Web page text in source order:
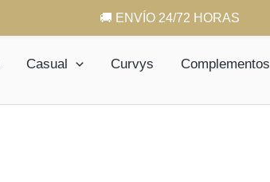
🚚 ENVÍO 24/72 HORAS
Casual Curvys Complementos